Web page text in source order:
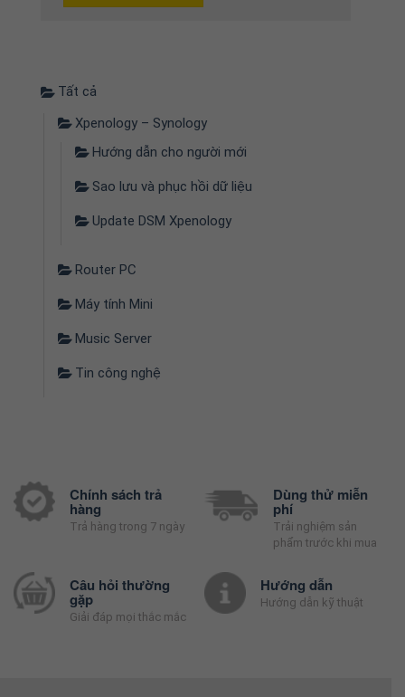
Tất cả
Xpenology – Synology
Hướng dẫn cho người mới
Sao lưu và phục hồi dữ liệu
Update DSM Xpenology
Router PC
Máy tính Mini
Music Server
Tin công nghệ
Chính sách trả
hàng
Trả hàng trong 7 ngày
Dùng thử miễn
phí
Trải nghiệm sản
phẩm trước khi mua
Câu hỏi thường
gặp
Giải đáp mọi thắc mắc
Hướng dẫn
Hướng dẫn kỹ thuật